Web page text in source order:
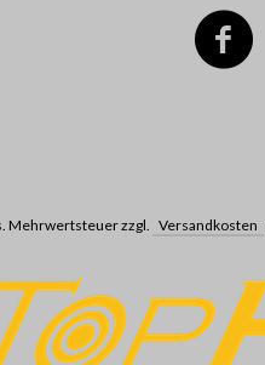
Mehrwertsteuer zzgl. Versandkosten